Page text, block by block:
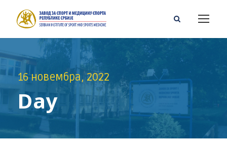
16 новембра, 2022
Day